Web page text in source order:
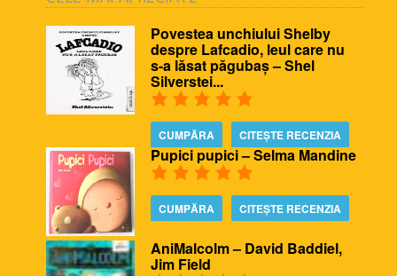
Povestea unchiului Shelby
despre Lafcadio, leul care nu
s-a lăsat păgubaș – Shel
Silverstei...
CUMPĂRA CITEȘTE RECENZIA
Pupici pupici – Selma Mandine
CUMPĂRA CITEȘTE RECENZIA
AniMalcolm – David Baddiel,
Jim Field